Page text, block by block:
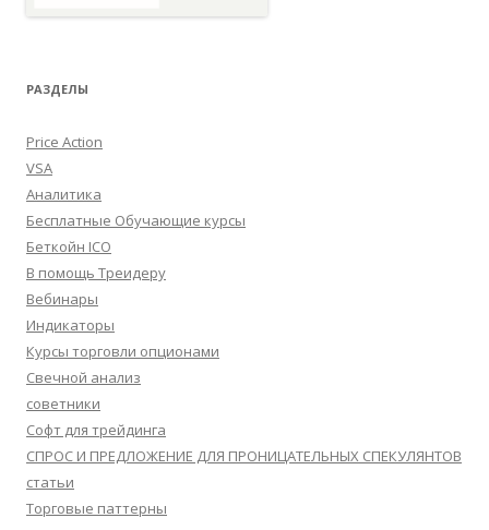
РАЗДЕЛЫ
Price Action
VSA
Аналитика
Бесплатные Обучающие курсы
Беткойн ICO
В помощь Треидеру
Вебинары
Индикаторы
Курсы торговли опционами
Свечной анализ
советники
Софт для трейдинга
СПРОС И ПРЕДЛОЖЕНИЕ ДЛЯ ПРОНИЦАТЕЛЬНЫХ СПЕКУЛЯНТОВ
статьи
Торговые паттерны